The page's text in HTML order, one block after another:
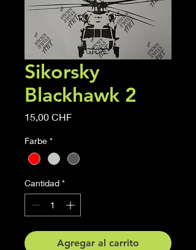
Sikorsky
Blackhawk 2
15,00 CHFPrecio
Farbe *
Cantidad *
Agregar al carrito